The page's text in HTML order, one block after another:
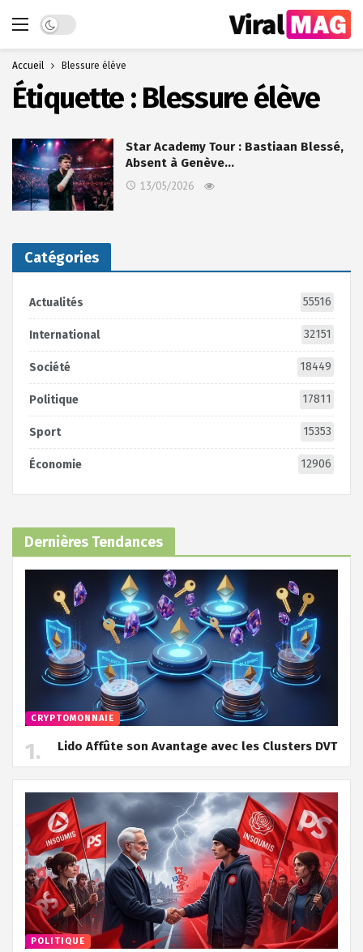
Dark mode
Accueil Blessure élève
Étiquette : Blessure élève
Star Academy Tour : Bastiaan Blessé,
Absent à Genève…
13/05/2026
Catégories
Actualités 55516
International 32151
Société 18449
Politique 17811
Sport 15353
Économie 12906
Dernières Tendances
CRYPTOMONNAIE
Lido Affûte son Avantage avec les Clusters DVT
POLITIQUE